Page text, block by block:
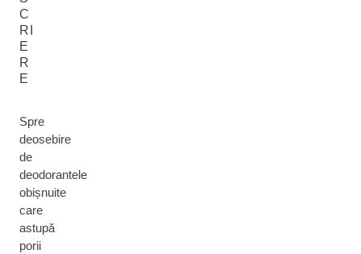
C
RI
E
R
E
Spre
deosebire
de
deodorantele
obișnuite
care
astupă
porii